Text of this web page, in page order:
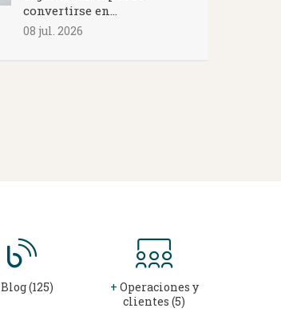
convertirse en...
08 jul. 2026
Blog (125) + Operaciones y
clientes (5)